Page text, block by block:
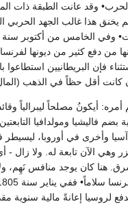
وقد عانت الطبقة ذات
يخنق هذا غالب الجهد
فإن البريطانيين استطاعوا
كانت أقل حظاً في الذهب
أيكونُ مصلحاً ليبرالياً
بضم فاليشيا ومولدافيا
آسيا وأخرى في أوروبا،
وهي الآن تابعة له. ولا زال
هنا كان يوجد منافس نَهِم،
جنيه استرليني لقاء كل 100.000 مُقاتل يشتركون في